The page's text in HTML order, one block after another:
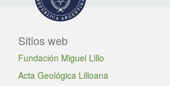
Sitios web
Fundación Miguel Lillo
Acta Geológica Lilloana